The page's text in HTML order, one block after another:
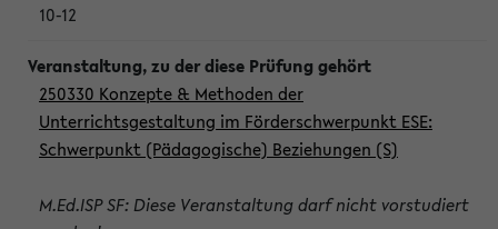
10-12
250330 Konzepte & Methoden der
Unterrichtsgestaltung im Förderschwerpunkt ESE:
Schwerpunkt (Pädagogische) Beziehungen (S)
M.Ed.ISP SF: Diese Veranstaltung darf nicht vorstudiert